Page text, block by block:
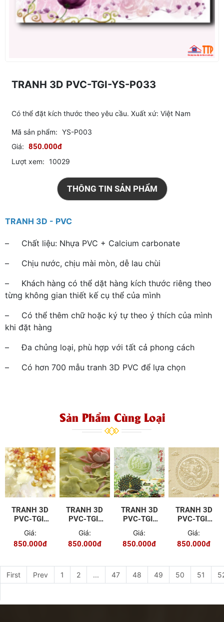
TRANH 3D PVC-TGI-YS-P033
Có thể đặt kích thước theo yêu cầu. Xuất xứ: Việt Nam
Mã sản phẩm: YS-P003
Giá: 850.000đ
Lượt xem: 10029
THÔNG TIN SẢN PHẨM
TRANH 3D - PVC
– Chất liệu: Nhựa PVC + Calcium carbonate
– Chịu nước, chịu mài mòn, dễ lau chùi
– Khách hàng có thể dặt hàng kích thước riêng theo
từng không gian thiết kế cụ thể của mình
– Có thể thêm chữ hoặc ký tự theo ý thích của mình
khi đặt hàng
– Đa chủng loại, phù hợp với tất cả phong cách
– Có hơn 700 mẫu tranh 3D PVC để lựa chọn
Sản Phẩm Cùng Loại
TRANH 3D
PVC-TGI-
YD-51
Giá:
850.000đ
TRANH 3D
PVC-TGI-
YD-9
Giá:
850.000đ
TRANH 3D
PVC-TGI-
YD-124
Giá:
850.000đ
TRANH 3D
PVC-TGI-
YD-P82
Giá:
850.000đ
First Prev 1 2 ... 47 48 49 50 51